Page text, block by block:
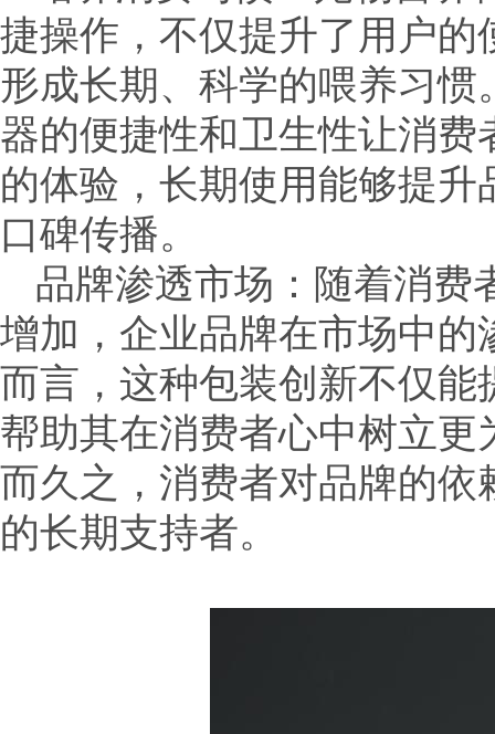
捷操作，不仅提升了用户
形成长期、科学的喂养习
器的便捷性和卫生性让消
的体验，长期使用能够提
口碑传播。
品牌渗透市场：随着消费
增加，企业品牌在市场中
而言，这种包装创新不仅
帮助其在消费者心中树立
而久之，消费者对品牌的
的长期支持者。